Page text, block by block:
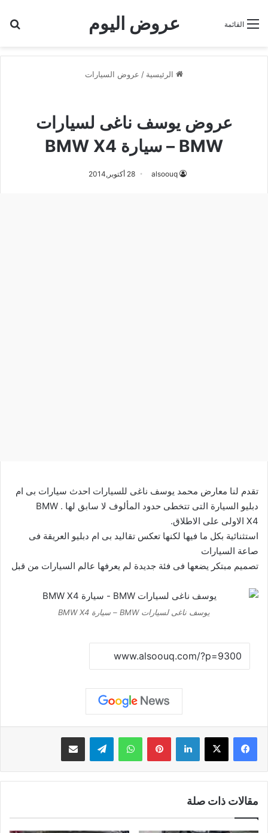
عروض اليوم القائمة
الرئيسية / عروض السيارات
عروض يوسف ناغى لسيارات
BMW – سيارة BMW X4
alsoouq 28 أكتوبر,2014
تقدم لنا معارض محمد يوسف ناغى للسيارات احدث سيارات بى ام
دبليو السيارة التى تتخطى حدود المألوف لا سابق لها . BMW
X4 الاولى على الاطلاق.
استثنائية بكل ما فيها لكنها تعكس تقاليد بى ام دبليو العريقة فى
صاعة السيارات
تصميم مبتكر يضعها فى فئة جديدة لم يعرفها عالم السيارات من قبل
يوسف ناغى لسيارات BMW – سيارة BMW X4
لينكدإن بينتيريستواتساب تيلقرام مشاركة عبر البريد
مقالات ذات صلة